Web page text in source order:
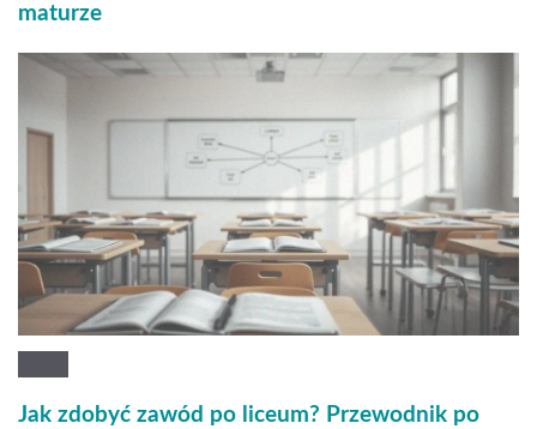
maturze
Jak zdobyć zawód po liceum? Przewodnik po